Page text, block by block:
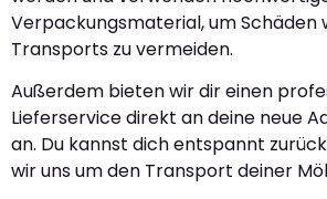
Verpackungsmaterial, um Schäden
Transports zu vermeiden.
Außerdem bieten wir dir einen
Lieferservice direkt an deine neue
an. Du kannst dich entspannt
wir uns um den Transport deiner